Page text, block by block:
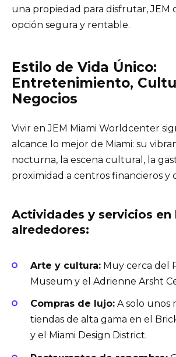
una propiedad para disfrutar, JEM
opción segura y rentable.
Estilo de Vida Único:
Entretenimiento,
Negocios
Vivir en JEM Miami Worldcenter
alcance lo mejor de Miami: su
nocturna, la escena cultural, la
proximidad a centros financieros y
Actividades y servicios en
alrededores:
Arte y cultura: Muy cerca del
Museum y el Adrienne Arsht
Compras de lujo: A solo unos
tiendas de alta gama en el
y el Miami Design District.